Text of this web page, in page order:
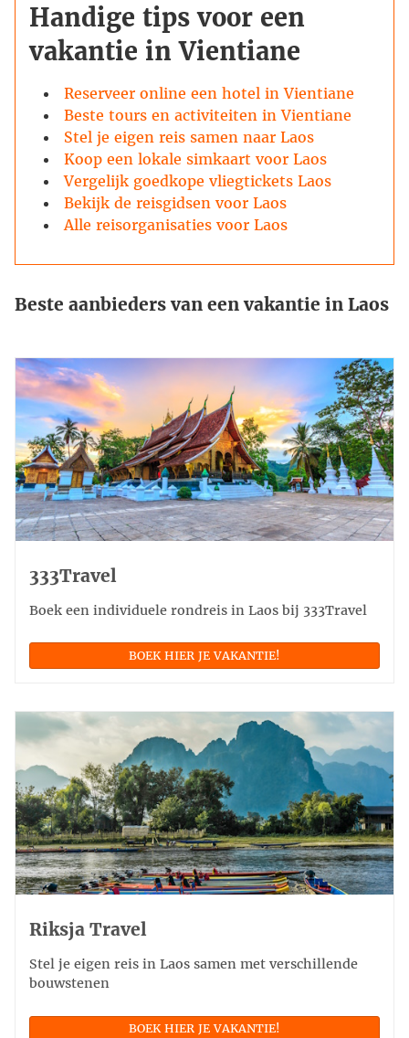
Handige tips voor een
vakantie in Vientiane
Reserveer online een hotel in Vientiane
Beste tours en activiteiten in Vientiane
Stel je eigen reis samen naar Laos
Koop een lokale simkaart voor Laos
Vergelijk goedkope vliegtickets Laos
Bekijk de reisgidsen voor Laos
Alle reisorganisaties voor Laos
Beste aanbieders van een vakantie in Laos
333Travel
Boek een individuele rondreis in Laos bij 333Travel
BOEK HIER JE VAKANTIE!
Riksja Travel
Stel je eigen reis in Laos samen met verschillende
bouwstenen
BOEK HIER JE VAKANTIE!